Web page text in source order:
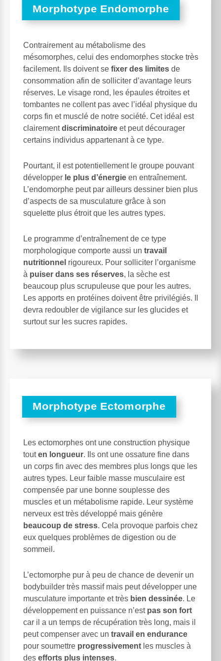
Morphotype Endomorphe
Contrairement au métabolisme des
mésomorphes, celui des endomorphes stocke très
facilement. Ils doivent se fixer des limites de
consommation afin de solliciter d’avantage leurs
réserves. Le visage rond, les épaules étroites et
tombantes ne collent pas avec l’idéal physique du
corps fin et musclé de notre société. Cet idéal est
clairementdiscriminatoire et peut décourager
certains individus appartenant à ce type.
Pourtant, il est potentiellement le groupe pouvant
développer le plus d’énergie en entraînement.
L’endomorphe peut par ailleurs dessiner bien plus
d’aspects de sa musculature grâce à son
squelette plus étroit que les autres types.
Le programme d’entraînement de ce type
morphologique comporte aussi un travail
nutritionnel rigoureux. Pour solliciter l’organisme
à puiser dans ses réserves, la sèche est
beaucoup plus scrupuleuse que pour les autres.
Les apports en protéines doivent être privilégiés. Il
devra redoubler de vigilance sur les glucides et
surtout sur les sucres rapides.
Morphotype Ectomorphe
Les ectomorphes ont une construction physique
touten longueur. Ils ont une ossature fine dans
un corps fin avec des membres plus longs que les
autres types. Leur faible masse musculaire est
compensée par une bonne souplesse des
muscles et un métabolisme rapide. Leur système
nerveux est très développé mais génère
beaucoup de stress. Cela provoque parfois chez
eux quelques problèmes de digestion ou de
sommeil.
L’ectomorphe pur à peu de chance de devenir un
bodybuilder très massif mais peut développer une
musculature importante et très bien dessinée. Le
développement en puissance n’estpas son fort
car il a un temps de récupération très long, mais il
peut compenser avec un travail en endurance
pour soumettre progressivement les muscles à
des efforts plus intenses.